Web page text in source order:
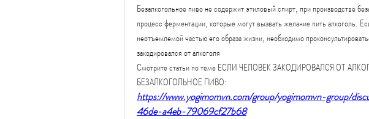
Безалкогольное пиво не содержит этиловый спирт, при производстве
процесс ферментации, которые могут вызвать желание пить алкоголь.
неотъемлемой частью его образа жизни, необходимо
закодировался от алкоголя
Смотрите статьи по теме ЕСЛИ ЧЕЛОВЕК ЗАКОДИРОВАЛСЯ ОТ
БЕЗАЛКОГОЛЬНОЕ ПИВО:
https://www.yogimomvn.com/group/yogimomvn-group/
46de-a4eb-79069cf27b68